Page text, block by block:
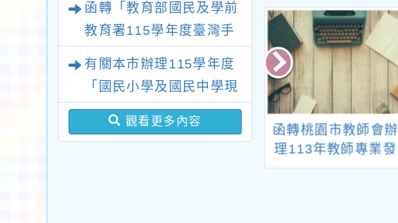
函轉「教育部國民及學前
教育署115學年度臺灣手
惠予轉知並鼓勵所屬教師
及教學支援工作人員踴躍
有關本市辦理115學年度
「國民小學及國民中學現
職教師完成臺灣台語/客
語中高級以上語言能力認
觀看更多內容
北市115年度
桃園市114年度補助
函轉桃園市教師會辦
理113年教師專業發